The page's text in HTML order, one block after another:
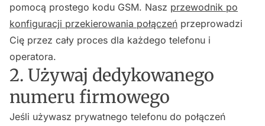
pomocą prostego kodu GSM. Nasz przewodnik po
konfiguracji przekierowania połączeń przeprowadzi
Cię przez cały proces dla każdego telefonu i
operatora.
2. Używaj dedykowanego
numeru firmowego
Jeśli używasz prywatnego telefonu do połączeń